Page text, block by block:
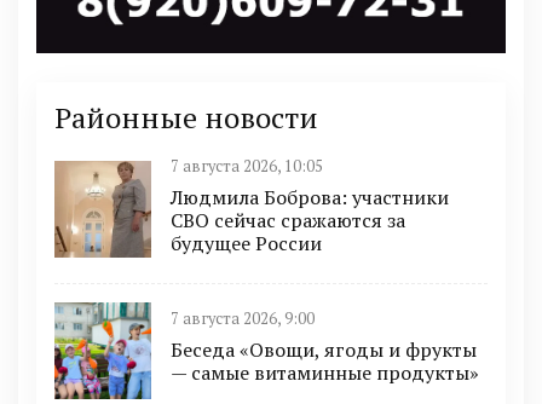
Районные новости
7 августа 2026, 10:05
Людмила Боброва: участники
СВО сейчас сражаются за
будущее России
7 августа 2026, 9:00
Беседа «Овощи, ягоды и фрукты
— самые витаминные продукты»